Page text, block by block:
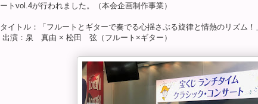
ートvol.4が行われました。（本会企画制作事業）
タイトル：「フルートとギターで奏でる心揺さぶる旋律と情熱のリズム！
出演：泉 真由 × 松田 弦（フルート×ギター）